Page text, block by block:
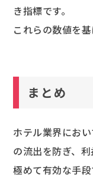
き指標です。
これらの数値を基
まとめ
ホテル業界にお
の流出を防ぎ、
極めて有効な手段